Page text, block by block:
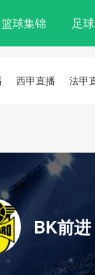
篮球集锦 足
西甲直播 法甲
BK前进